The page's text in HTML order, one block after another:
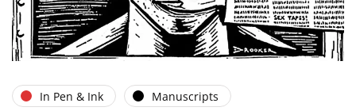
In Pen & Ink Manuscripts